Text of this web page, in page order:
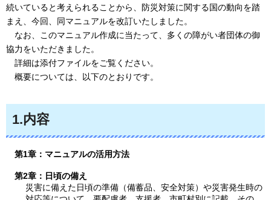
続いていると考えられることから、防災対策に関する国の動向を踏
まえ、今回、同マニュアルを改訂いたしました。
なお 、このマニュアル作成に当たって、多くの障がい者団体の御
協力をいただきました。
詳細は添付ファイルをご覧ください。
概要については、以下のとおりです。
1.内容
第1章：マニュアルの活用方法
第2章：日頃の備え
災害に備えた日頃の準備（備蓄品、安全対策）や災害発生時の